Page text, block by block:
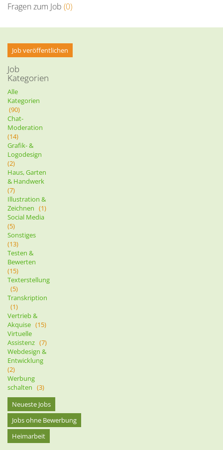
Fragen zum Job (0)
Job veröffentlichen
Job
Kategorien
Alle
Kategorien
(90)
Chat-
Moderation
(14)
Grafik- &
Logodesign
(2)
Haus, Garten
& Handwerk
(7)
Illustration &
Zeichnen (1)
Social Media
(5)
Sonstiges
(13)
Testen &
Bewerten
(15)
Texterstellung
(5)
Transkription
(1)
Vertrieb &
Akquise (15)
Virtuelle
Assistenz (7)
Webdesign &
Entwicklung
(2)
Werbung
schalten (3)
Neueste Jobs
Jobs ohne Bewerbung
Heimarbeit